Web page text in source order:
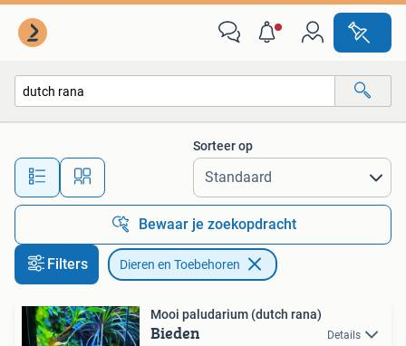
Alle afstanden…
Sorteer op
Bewaar je zoekopdracht
Filters Dieren en Toebehoren
Mooi paludarium (dutch rana)
Bieden Details